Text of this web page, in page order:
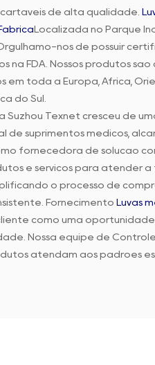
de alta qualidade.
Localizada no Parque
nos de possuir
na FDA. Nossos produtos são
em toda a Europa, África,
do Sul.
Suzhou Texnet cresceu de
de suprimentos médicos,
fornecedora de solução
e serviços para atender a
o processo de
Fornecimento Luvas
como uma
Nossa equipe de
atendam aos padrões